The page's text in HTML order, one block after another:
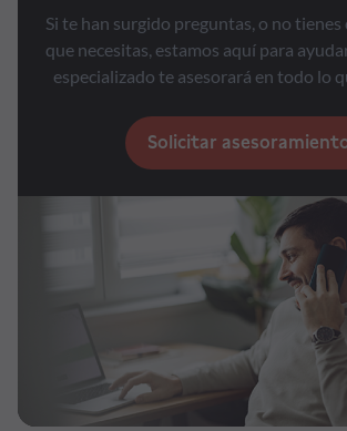
Si te han surgido preguntas, o no tienes
que necesitas, estamos aquí para
especializado te asesorará en todo lo
Solicitar